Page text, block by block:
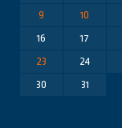
9
10
16
17
23
24
30
31